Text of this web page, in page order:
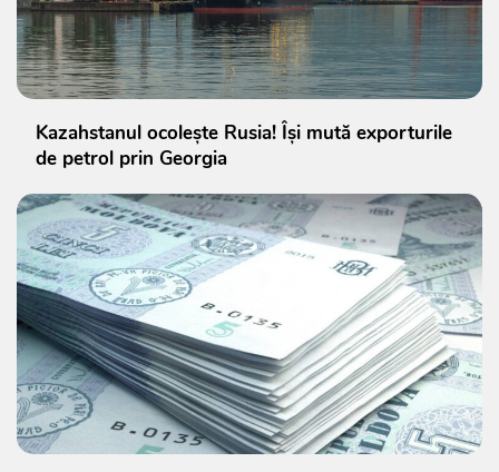
Kazahstanul ocolește Rusia! Își mută exporturile
de petrol prin Georgia